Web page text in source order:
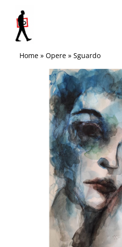
contenuto
Home» Opere» Sguardo